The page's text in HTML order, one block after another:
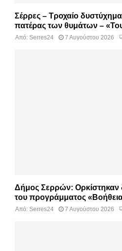
Σέρρες – Τροχαίο
πατέρας των θυμάτων –
Από: Serres24 7 Αυγούστου 2026
Δήμος Σερρών: Ορκίστηκαν
του προγράμματος «Βοήθεια
Από: Serres24 7 Αυγούστου 2026